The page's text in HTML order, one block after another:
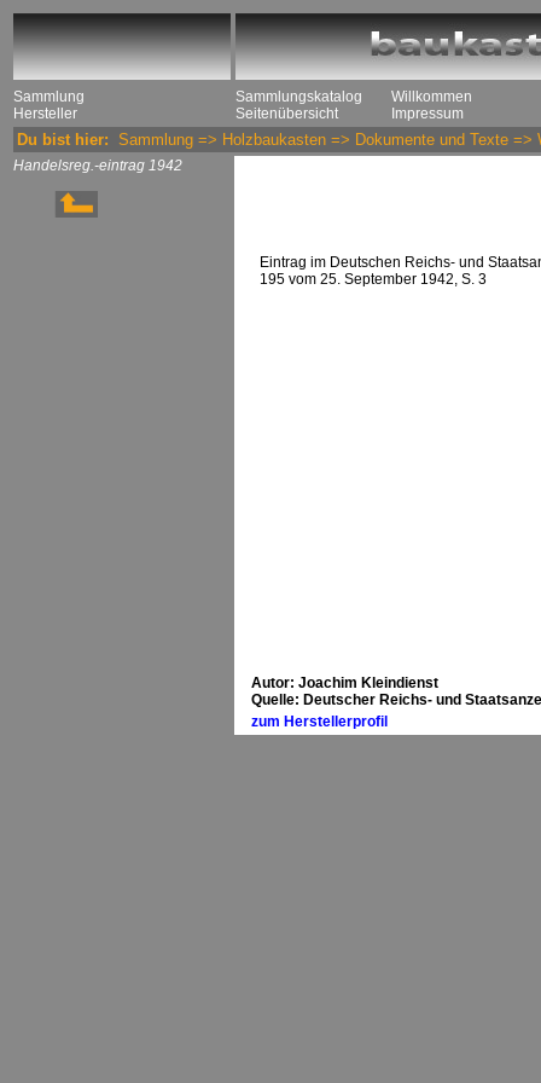
Sammlung
Hersteller
Sammlungskatalog
Seitenübersicht
Willkommen
Impressum
Du bist hier: Sammlung => Holzbaukasten => Dokumente und Texte =>
Handelsreg.-eintrag 1942
Eintrag im Deutschen Reichs- und
195 vom 25. September 1942, S. 3
Autor: Joachim Kleindienst
Quelle: Deutscher Reichs- und
zum Herstellerprofil